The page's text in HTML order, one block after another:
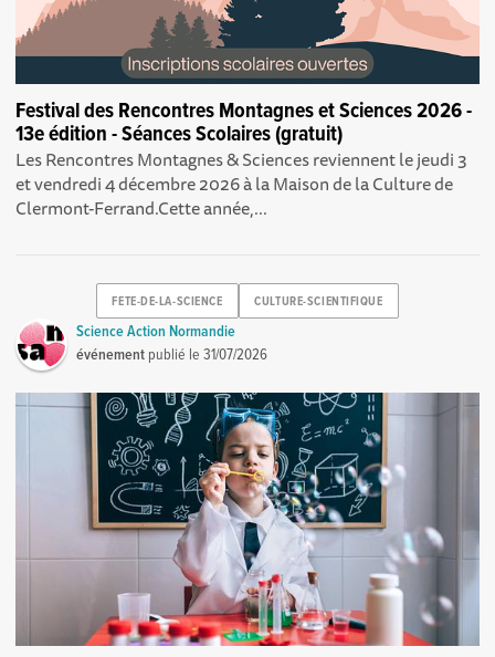
Festival des Rencontres Montagnes et Sciences 2026 -
13e édition - Séances Scolaires (gratuit)
Les Rencontres Montagnes & Sciences reviennent le jeudi 3
et vendredi 4 décembre 2026 à la Maison de la Culture de
Clermont-Ferrand.Cette année,...
FETE-DE-LA-SCIENCE CULTURE-SCIENTIFIQUE
Science Action Normandie
événement publié le31/07/2026